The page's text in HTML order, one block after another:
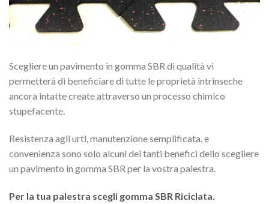
Scegliere un pavimento in gomma SBR di qualità vi
permetterà di beneficiare di tutte le proprietà intrinseche
ancora intatte create attraverso un processo chimico
stupefacente.
Resistenza agli urti, manutenzione semplificata, e
convenienza sono solo alcuni dei tanti benefici dello scegliere
un pavimento in gomma SBR per la vostra palestra.
Per la tua palestra scegli gomma SBR Riciclata.